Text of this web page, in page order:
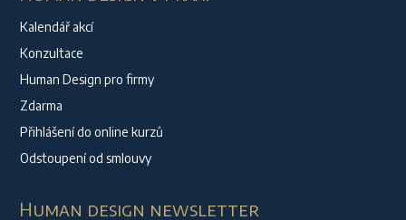
Kalendář akcí
Konzultace
Human Design pro firmy
Zdarma
Přihlášení do online kurzů
Odstoupení od smlouvy
Human design newsletter